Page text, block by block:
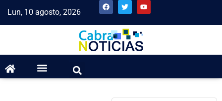
Lun, 10 agosto, 2026